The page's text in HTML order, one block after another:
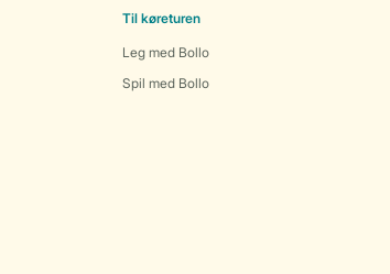
Til køreturen
Leg med Bollo
Spil med Bollo